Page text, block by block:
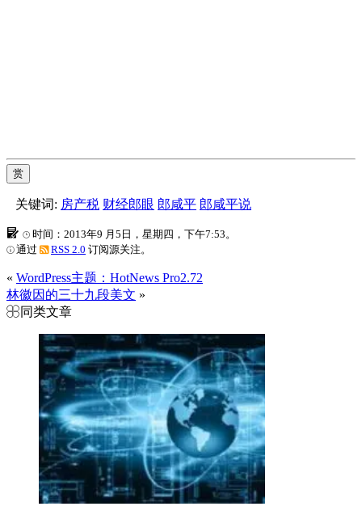
赏
关键词: 房产税 财经郎眼 郎咸平 郎咸平说
时间：2013年9 月5日，星期四，下午7:53。
通过
RSS 2.0 订阅源关注。
« WordPress主题：HotNews Pro2.72
林徽因的三十九段美文 »
同类文章